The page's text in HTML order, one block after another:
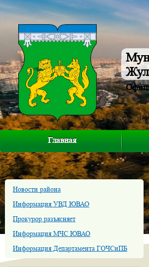
Главная
Новости района
Информация УВД ЮВАО
Прокурор разъясняет
Информация МЧС ЮВАО
Информация Департамента ГОЧСиПБ